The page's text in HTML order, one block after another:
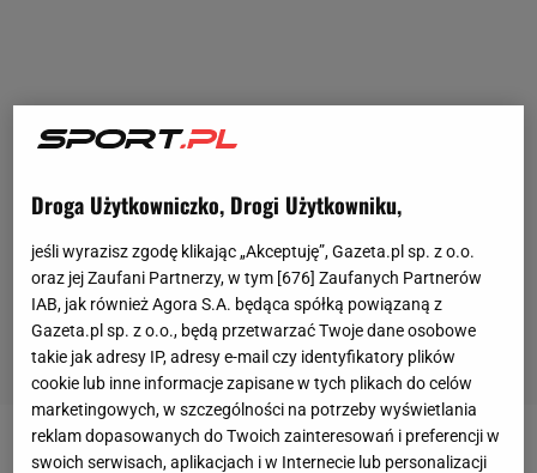
Zapraszamy do lektury tekstów, które tworzą nasz
Droga Użytkowniczko, Drogi Użytkowniku,
jeśli wyrazisz zgodę klikając „Akceptuję”, Gazeta.pl sp. z o.o.
oraz jej Zaufani Partnerzy, w tym [676] Zaufanych Partnerów
IAB, jak również Agora S.A. będąca spółką powiązaną z
Gazeta.pl sp. z o.o., będą przetwarzać Twoje dane osobowe
takie jak adresy IP, adresy e-mail czy identyfikatory plików
cookie lub inne informacje zapisane w tych plikach do celów
marketingowych, w szczególności na potrzeby wyświetlania
reklam dopasowanych do Twoich zainteresowań i preferencji w
swoich serwisach, aplikacjach i w Internecie lub personalizacji